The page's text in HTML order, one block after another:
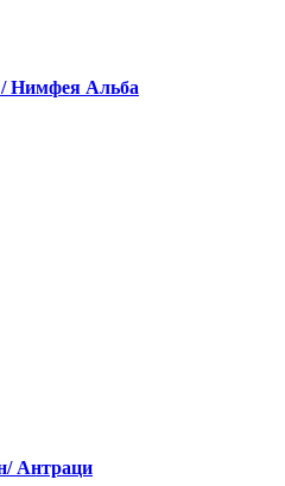
Нимфея Альба
Антраци